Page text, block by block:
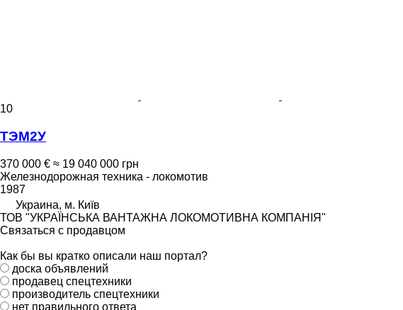
10
ТЭМ2У
370 000 € ≈ 19 040 000 грн
Железнодорожная техника - локомотив
1987
Украина, м. Київ
ТОВ "УКРАЇНСЬКА ВАНТАЖНА ЛОКОМОТИВНА КОМПАНІЯ"
Связаться с продавцом
Как бы вы кратко описали наш портал?
доска объявлений
продавец спецтехники
производитель спецтехники
нет правильного ответа